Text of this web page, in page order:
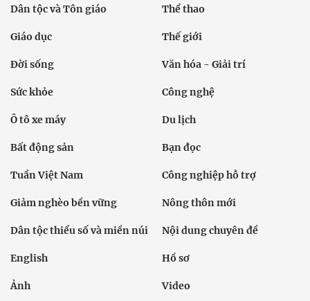
Dân tộc và Tôn giáo Thể thao
Giáo dục Thế giới
Đời sống Văn hóa - Giải trí
Sức khỏe Công nghệ
Ô tô xe máy Du lịch
Bất động sản Bạn đọc
Tuần Việt Nam Công nghiệp hỗ trợ
Giảm nghèo bền vững Nông thôn mới
Dân tộc thiểu số và miền núi Nội dung chuyên đề
English Hồ sơ
Ảnh Video